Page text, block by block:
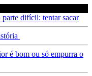
difícil: tentar sacar
é bom ou só empurra o